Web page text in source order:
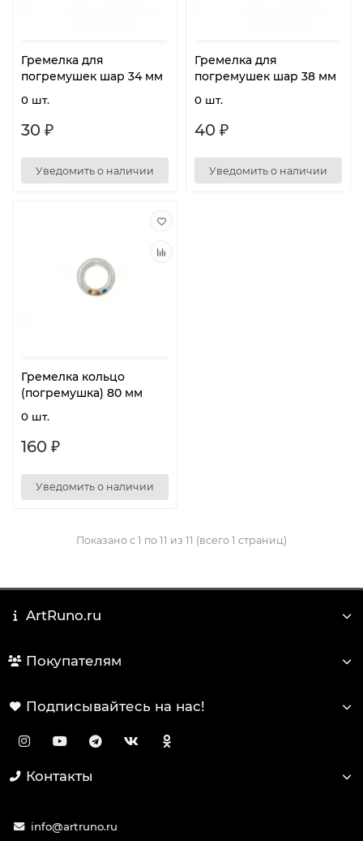
Гремелка для
погремушек шар 34 мм
0 шт.
30 ₽
Уведомить о наличии
Гремелка для
погремушек шар 38 мм
0 шт.
40 ₽
Уведомить о наличии
Гремелка кольцо
(погремушка) 80 мм
0 шт.
160 ₽
Уведомить о наличии
Показано с 1 по 11 из 11 (всего 1 страниц)
ArtRuno.ru
Покупателям
Подписывайтесь на нас!
Контакты
info@artruno.ru